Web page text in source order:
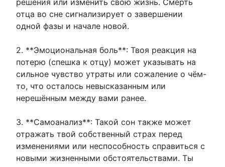
отца во сне сигнализирует о завершении
одной фазы и начале новой.
2. **Эмоциональная боль**: Твоя реакция на
потерю (спешка к отцу) может указывать на
сильное чувство утраты или сожаление о чём-
то, что осталось невысказанным или
нерешённым между вами ранее.
3. **Самоанализ**: Такой сон также может
отражать твой собственный страх перед
изменениями или неспособность справиться с
новыми жизненными обстоятельствами. Ты